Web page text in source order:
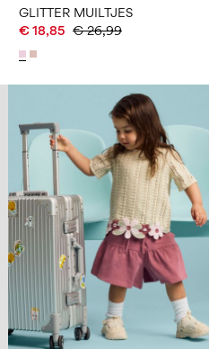
GLITTER MUILTJES
€ 18,85 € 26,99